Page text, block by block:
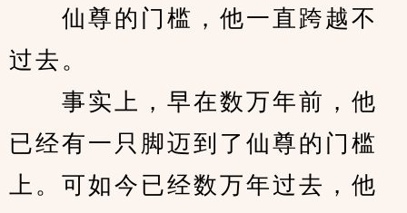
仙尊的门槛，他一直跨越不
过去。
事实上，早在数万年前，他
已经有一只脚迈到了仙尊的门槛
上。可如今已经数万年过去，他